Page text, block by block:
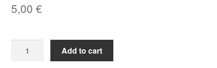
5,00 €
TORRE
Add to cart